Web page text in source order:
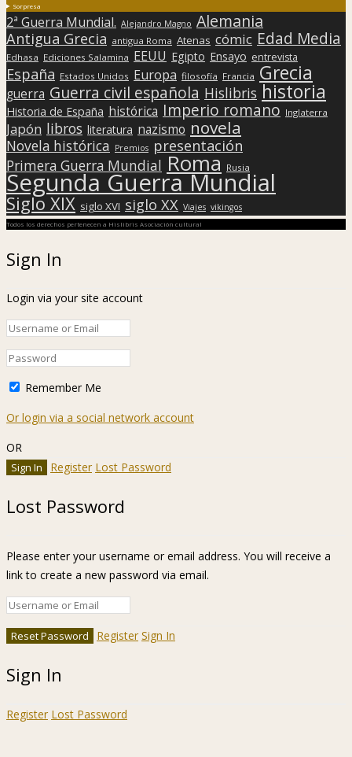
Sorpresa
2ª Guerra Mundial. Alejandro Magno Alemania
Antigua Grecia antigua Roma Atenas cómic Edad Media
Edhasa Ediciones Salamina EEUU Egipto Ensayo entrevista
España Estados Unidos Europa filosofía Francia Grecia
guerra Guerra civil española Hislibris historia
Historia de España histórica Imperio romano Inglaterra
Japón libros literatura nazismo novela
Novela histórica Premios presentación
Primera Guerra Mundial Roma Rusia
Segunda Guerra Mundial
Siglo XIX siglo XVI siglo XX Viajes vikingos
Todos los derechos pertenecen a Hislibris Asociación cultural
Sign In
Login via your site account
Remember Me
Or login via a social network account
OR
Register Lost Password
Lost Password
Please enter your username or email address. You will receive a
link to create a new password via email.
Register Sign In
Sign In
Register Lost Password